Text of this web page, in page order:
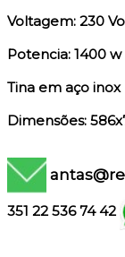
Voltagem: 230
Potencia: 1400 w
Tina em aço inox
Dimensões:
351 22 536 74 42